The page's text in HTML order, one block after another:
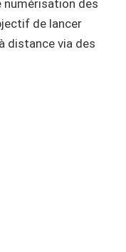
numérisation des
de lancer
distance via des